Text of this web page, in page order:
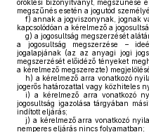
öröklési bizonyítványt, megszűnése
megszűnés esetén a jogutód
f) annak a jogviszonynak, jognak
kapcsolódóan a kérelmező a
g) a jogosultság megszerzését
a jogosultság megszerzése –
jogalapjának (az az anyagi jogi
megszerzését előidéző tényeket
a kérelmező megszerezte)
h) a kérelmező arra vonatkozó
jogerős határozattal vagy közhiteles
i) a kérelmező arra vonatkozó
jogosultság igazolása tárgyában
indított eljárás;
j) a kérelmező arra vonatkozó
nemperes eljárás nincs folyamatban;